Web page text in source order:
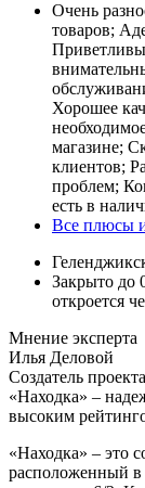
Очень
товаров;
Хорошее
магазине;
клиентов;
проблем;
есть в
Все плюсы
Закрыто до
откроется
Мнение эксперта
Илья Деловой
Создатель
«Находка» –
высоким
«Находка» – это
расположенный в